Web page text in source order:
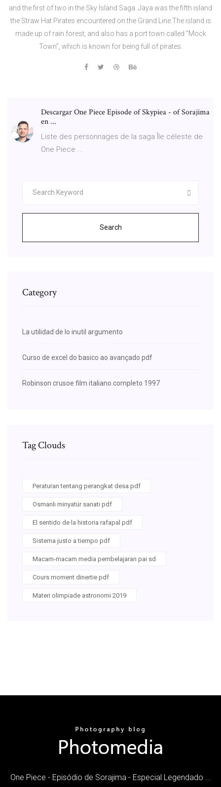
and the first of two in the Sky Island Saga. Jaya was the fifth island
the Straw Hat Pirates encountered on the Grand Line.The island is
made up of rain forest, and also has a port town called "Mock
Town", which is known for being full of pirates.
Descargar One Piece Episode of Skypiea - of Sorajima
en ...
Liste des personnages de la saga Île céleste de
One Piece ...
Search
Category
La utilidad de lo inutil argumento
Curso de excel do basico ao avançado pdf
Robinson crusoe film italiano completo 1997
Tag Clouds
Peraturan tentang perangkat desa pdf
Osmanlı minyatür sanatı pdf
El sentido de la historia rafapal pdf
Sistema justo a tiempo pdf
Macam-macam media pembelajaran pai sd
Cours moment dinertie pdf
Materi olimpiade astronomi 2019
One Piece - Episódio de Sorajima - Especial Legendado ...